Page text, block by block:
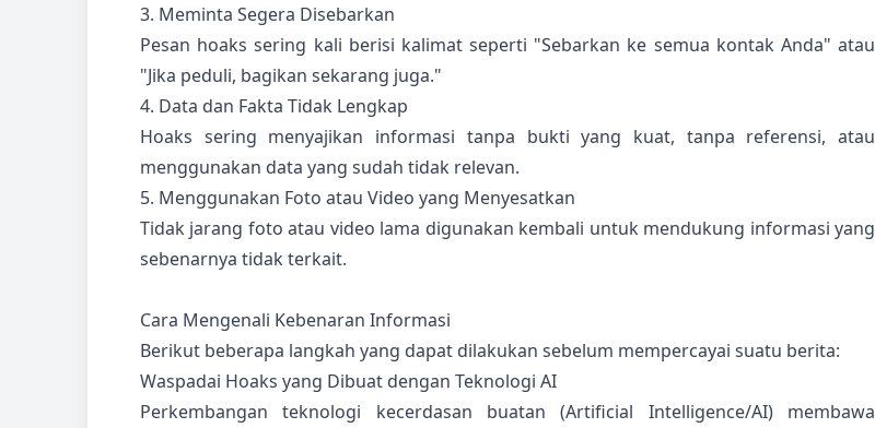
3. Meminta Segera Disebarkan
Pesan hoaks sering kali berisi kalimat seperti "Sebarkan ke semua kontak Anda" atau
"Jika peduli, bagikan sekarang juga."
4. Data dan Fakta Tidak Lengkap
Hoaks sering menyajikan informasi tanpa bukti yang kuat, tanpa referensi, atau
menggunakan data yang sudah tidak relevan.
5. Menggunakan Foto atau Video yang Menyesatkan
Tidak jarang foto atau video lama digunakan kembali untuk mendukung informasi yang
sebenarnya tidak terkait.
Cara Mengenali Kebenaran Informasi
Berikut beberapa langkah yang dapat dilakukan sebelum mempercayai suatu berita:
Waspadai Hoaks yang Dibuat dengan Teknologi AI
Perkembangan teknologi kecerdasan buatan (Artificial Intelligence/AI) membawa